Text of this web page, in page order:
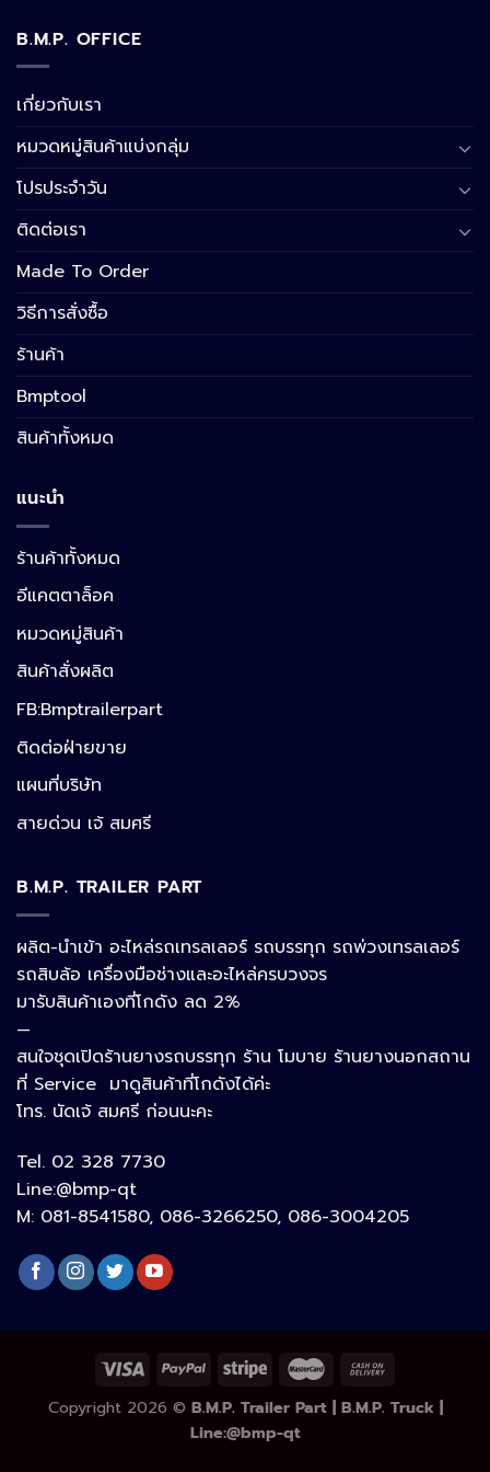
B.M.P. OFFICE
เกี่ยวกับเรา
หมวดหมู่สินค้าแบ่งกลุ่ม
โปรประจำวัน
ติดต่อเรา
Made To Order
วิธีการสั่งซื้อ
ร้านค้า
Bmptool
สินค้าทั้งหมด
แนะนำ
ร้านค้าทั้งหมด
อีแคตตาล็อค
หมวดหมู่สินค้า
สินค้าสั่งผลิต
FB:Bmptrailerpart
ติดต่อฝ่ายขาย
แผนที่บริษัท
สายด่วน เจ้ สมศรี
B.M.P. TRAILER PART
ผลิต-นำเข้า อะไหล่รถเทรลเลอร์ รถบรรทุก รถพ่วงเทรลเลอร์
รถสิบล้อ เครื่องมือช่างและอะไหล่ครบวงจร
มารับสินค้าเองที่โกดัง ลด 2%
—
สนใจชุดเปิดร้านยางรถบรรทุก ร้าน โมบาย ร้านยางนอกสถาน
ที่ Service มาดูสินค้าที่โกดังได้ค่ะ
โทร. นัดเจ้ สมศรี ก่อนนะคะ
Tel. 02 328 7730
Line:@bmp-qt
M: 081-8541580, 086-3266250, 086-3004205
Copyright 2026 © B.M.P. Trailer Part | B.M.P. Truck |
Line:@bmp-qt
Phone